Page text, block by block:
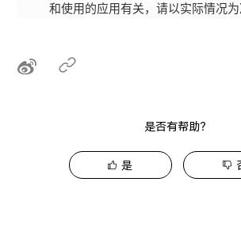
和使用的应用有关，请以实际情况为
是否有帮助？
是